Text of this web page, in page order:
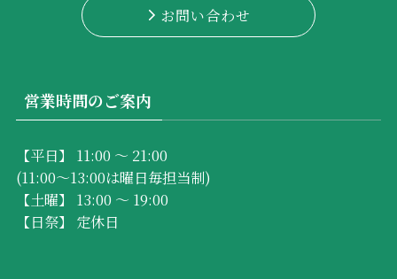
お問い合わせ
営業時間のご案内
【平日】 11:00 ～ 21:00
(11:00～13:00は曜日毎担当制)
【土曜】 13:00 ～ 19:00
【日祭】 定休日